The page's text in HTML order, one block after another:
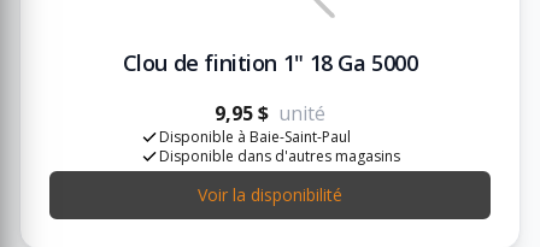
Clou de finition 1" 18 Ga 5000
9,95 $ unité
Disponible à Baie-Saint-Paul
Disponible dans d'autres magasins
Voir la disponibilité